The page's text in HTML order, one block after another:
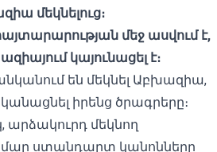
մեկնելուց։
մեջ ասվում է,
կայունացել է։
են մեկնել Աբխազիա,
իրենց ծրագրերը։
արձակուրդ մեկնող
ստանդարտ կանոնները